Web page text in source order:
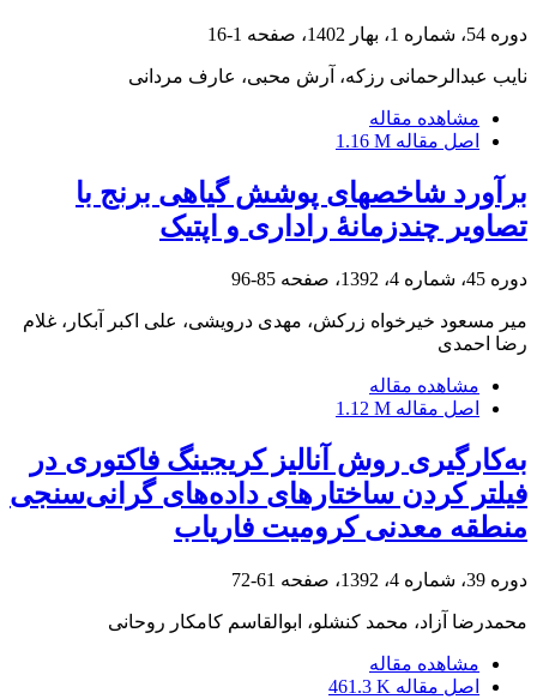
دوره 54، شماره 1، بهار 1402، صفحه 1-16
نایب عبدالرحمانی رزکه، آرش محبی، عارف مردانی
مشاهده مقاله
اصل مقاله 1.16 M
برآورد شاخص‎های پوشش گیاهی برنج با
تصاویر چندزمانۀ راداری و اپتیک
دوره 45، شماره 4، 1392، صفحه 85-96
میر مسعود خیرخواه زرکش، مهدی درویشی، علی اکبر آبکار، غلام
رضا احمدی
مشاهده مقاله
اصل مقاله 1.12 M
به‌کارگیری روش آنالیز کریجینگ فاکتوری در
فیلتر کردن ساختارهای داده‌های گرانی‌سنجی
منطقه معدنی کرومیت فاریاب
دوره 39، شماره 4، 1392، صفحه 61-72
محمدرضا آزاد، محمد کنشلو، ابوالقاسم کامکار روحانی
مشاهده مقاله
اصل مقاله 461.3 K